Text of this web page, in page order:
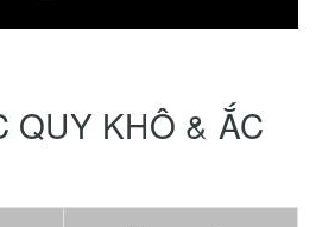
QUY KHÔ & ẮC